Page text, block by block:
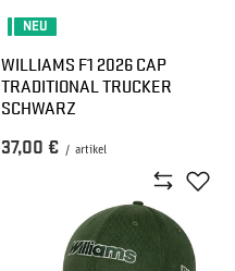
NEU
WILLIAMS F1 2026 CAP
TRADITIONAL TRUCKER
SCHWARZ
37,00 € / artikel